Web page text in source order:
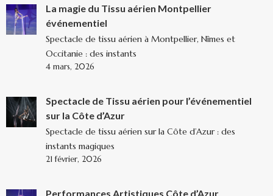
La magie du Tissu aérien Montpellier
événementiel
Spectacle de tissu aérien à Montpellier, Nîmes et
Occitanie : des instants
4 mars, 2026
Spectacle de Tissu aérien pour l’événementiel
sur la Côte d’Azur
Spectacle de tissu aérien sur la Côte d’Azur : des
instants magiques
21 février, 2026
Performances Artistiques Côte d’Azur